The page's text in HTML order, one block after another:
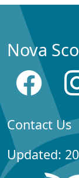
Nova
Contact Us
Updated: